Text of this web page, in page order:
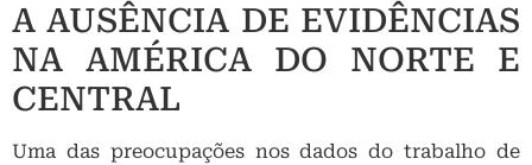
A AUSÊNCIA DE EVIDÊNCIAS
NA AMÉRICA DO NORTE E
CENTRAL
Uma das preocupações nos dados do trabalho de